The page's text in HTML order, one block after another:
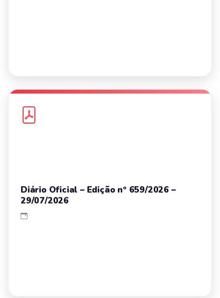
Diário Oficial – Edição nº 659/2026 –
29/07/2026